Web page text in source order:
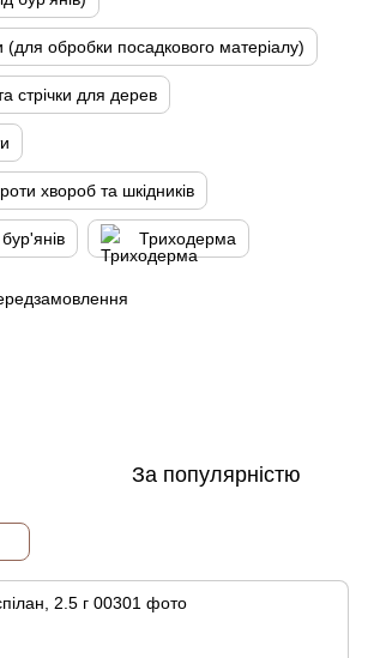
(для обробки посадкового матеріалу)
стрічки для дерев
хвороб та шкідників
Триходерма
За популярністю